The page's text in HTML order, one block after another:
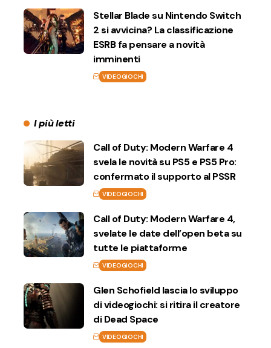
Stellar Blade su Nintendo Switch
2 si avvicina? La classificazione
ESRB fa pensare a novità
imminenti
VIDEOGIOCHI
I più letti
Call of Duty: Modern Warfare 4
svela le novità su PS5 e PS5 Pro:
confermato il supporto al PSSR
VIDEOGIOCHI
Call of Duty: Modern Warfare 4,
svelate le date dell’open beta su
tutte le piattaforme
VIDEOGIOCHI
Glen Schofield lascia lo sviluppo
di videogiochi: si ritira il creatore
di Dead Space
VIDEOGIOCHI